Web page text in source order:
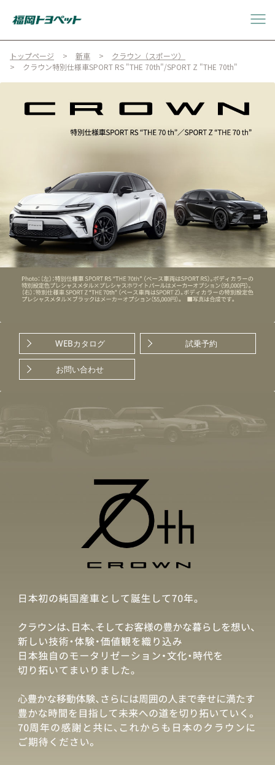
トップページ 新車
クラウン（スポーツ）
クラウン特別仕様車SPORT RS "THE 70th"/SPORT Z "THE 70th"
WEBカタログ 試乗予約
お問い合わせ